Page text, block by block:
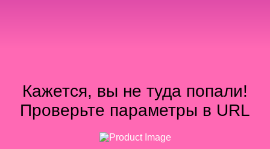
Кажется, вы не туда попали!
Проверьте параметры в URL